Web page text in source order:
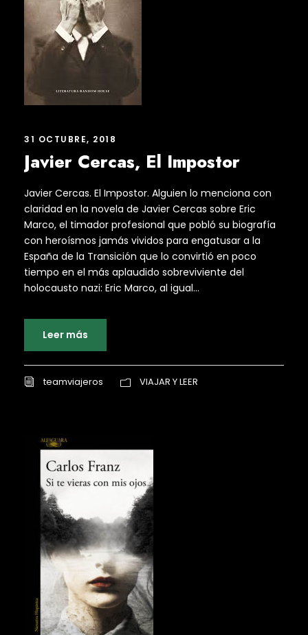
31 OCTUBRE, 2018
Javier Cercas, El Impostor
Javier Cercas. El Impostor. Alguien lo menciona con
claridad en la novela de Javier Cercas sobre Eric
Marco, el timador profesional que pobló su biografía
con heroísmos jamás vividos para engatusar a la
España de la Transición que lo convirtió en poco
tiempo en el más aplaudido sobreviviente del
holocausto nazi: Eric Marco, al igual...
Leer más
teamviajeros VIAJAR Y LEER